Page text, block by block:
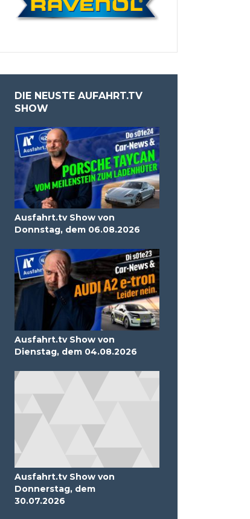
DIE NEUSTE AUFAHRT.TV
SHOW
Ausfahrt.tv Show von
Donnstag, dem 06.08.2026
Ausfahrt.tv Show von
Dienstag, dem 04.08.2026
Ausfahrt.tv Show von
Donnerstag, dem
30.07.2026